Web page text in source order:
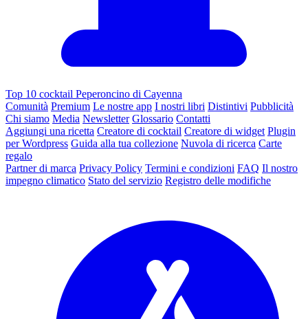
Top 10 cocktail Peperoncino di Cayenna
Comunità Premium Le nostre app I nostri libri Distintivi Pubblicità
Chi siamo Media Newsletter Glossario Contatti
Aggiungi una ricetta Creatore di cocktail Creatore di widget Plugin
per Wordpress Guida alla tua collezione Nuvola di ricerca Carte
regalo
Partner di marca Privacy Policy Termini e condizioni FAQ Il nostro
impegno climatico Stato del servizio Registro delle modifiche